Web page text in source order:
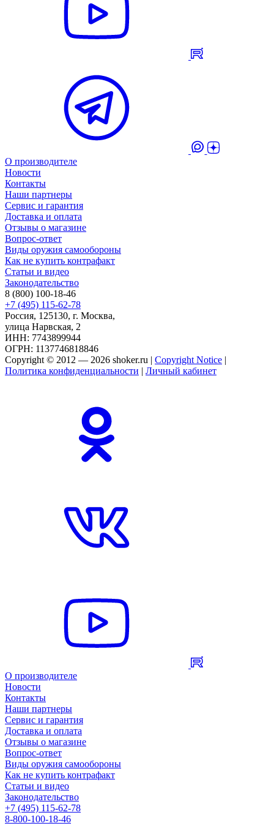
О производителе
Новости
Контакты
Наши партнеры
Сервис и гарантия
Доставка и оплата
Отзывы о магазине
Вопрос-ответ
Виды оружия самообороны
Как не купить контрафакт
Статьи и видео
Законодательство
8 (800) 100-18-46
+7 (495) 115-62-78
Россия, 125130, г. Москва,
улица Нарвская, 2
ИНН: 7743899944
ОГРН: 1137746818846
Copyright © 2012 — 2026 shoker.ru | Copyright Notice |
Политика конфиденциальности | Личный кабинет
О производителе
Новости
Контакты
Наши партнеры
Сервис и гарантия
Доставка и оплата
Отзывы о магазине
Вопрос-ответ
Виды оружия самообороны
Как не купить контрафакт
Статьи и видео
Законодательство
+7 (495) 115-62-78
8-800-100-18-46